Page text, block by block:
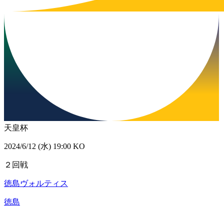
天皇杯
2024/6/12 (水) 19:00 KO
２回戦
徳島ヴォルティス
徳島